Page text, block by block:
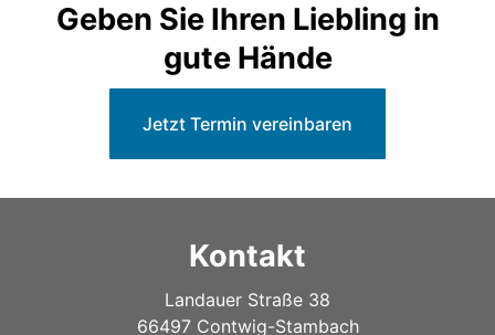
Geben Sie Ihren Liebling in
gute Hände
Jetzt Termin vereinbaren
Kontakt
Landauer Straße 38
66497 Contwig-Stambach